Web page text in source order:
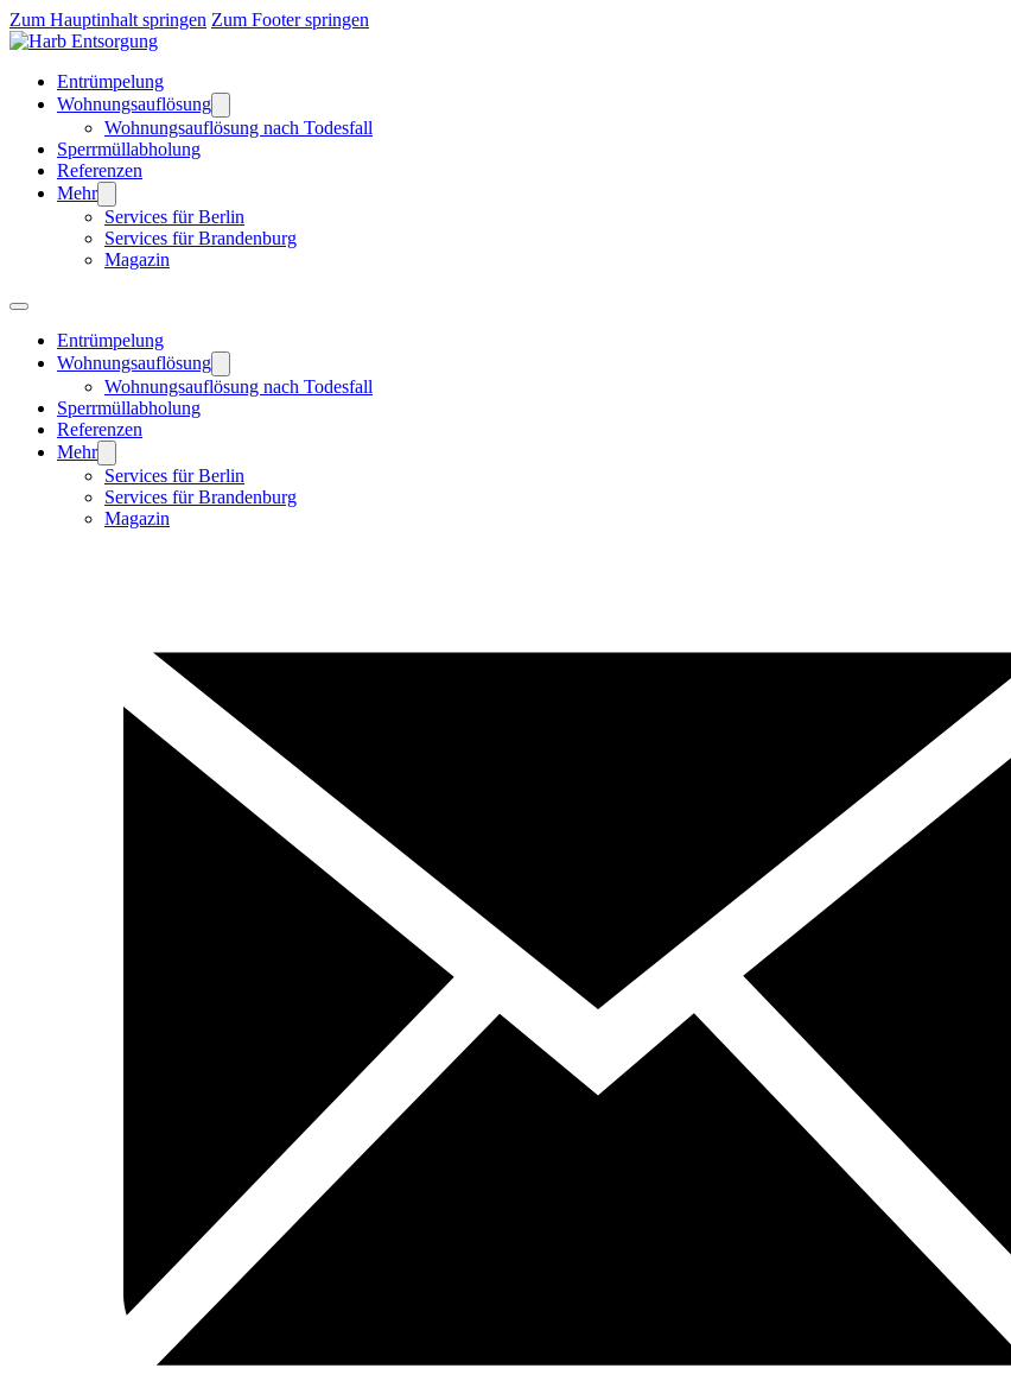
Zum Hauptinhalt springen Zum Footer springen
Entrümpelung
Wohnungsauflösung
Wohnungsauflösung nach Todesfall
Sperrmüllabholung
Referenzen
Mehr
Services für Berlin
Services für Brandenburg
Magazin
Entrümpelung
Wohnungsauflösung
Wohnungsauflösung nach Todesfall
Sperrmüllabholung
Referenzen
Mehr
Services für Berlin
Services für Brandenburg
Magazin